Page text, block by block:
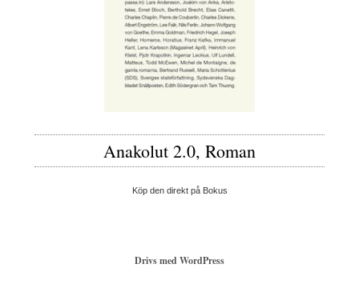
Anakolut 2.0, Roman
Köp den direkt på Bokus
Drivs med WordPress